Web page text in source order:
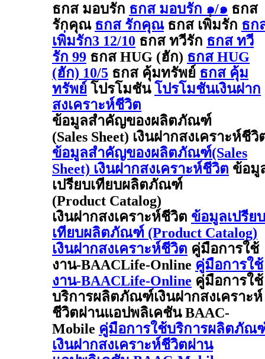
ธกส มอบรัก ธกส มอบรัก ๑/๑ ธกส
รักคุณ ธกส รักคุณ ธกส เพิ่มรัก ธก
เพิ่มรัก3 12/10 ธกส ทวีรัก ธกส ทวี
รัก 99 ธกส HUG (ฮัก) ธกส HUG
(ฮัก) 10/5 ธกส คุ้มทรัพย์ ธกส คุ้ม
ทรัพย์ โปรโมชัน โปรโมชันเงินฝาก
สงเคราะห์ชีวิต
ข้อมูลสำคัญของผลิตภัณฑ์
(Sales Sheet) เงินฝากสงเคราะห์ชีวิ
ข้อมูลสำคัญของผลิตภัณฑ์(Sales
Sheet) เงินฝากสงเคราะห์ชีวิต ข้อมู
เปรียบเทียบผลิตภัณฑ์
(Product Catalog)
เงินฝากสงเคราะห์ชีวิต ข้อมูลเปรียบ
เทียบผลิตภัณฑ์ (Product Catalog)
เงินฝากสงเคราะห์ชีวิต คู่มือการใช้
งาน-BAACLife-Online คู่มือการใช้
งาน-BAACLife-Online คู่มือการใช้
บริการผลิตภัณฑ์เงินฝากสงเคราะห์
ชีวิตผ่านแอปพลิเคชัน BAAC-
Mobile คู่มือการใช้บริการผลิตภัณ
เงินฝากสงเคราะห์ชีวิตผ่าน